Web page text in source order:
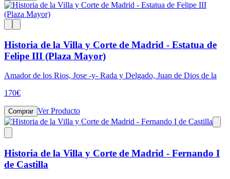
Historia de la Villa y Corte de Madrid - Estatua de
Felipe III (Plaza Mayor)
Amador de los Rios, Jose -y- Rada y Delgado, Juan de Dios de la
170€
Comprar Ver Producto
Historia de la Villa y Corte de Madrid - Fernando I
de Castilla